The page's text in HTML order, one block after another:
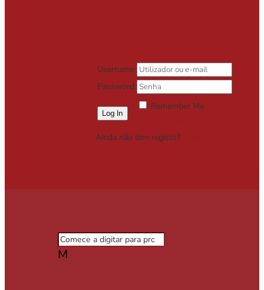
Username
Password
Remember Me
Ainda não tem registo?
M